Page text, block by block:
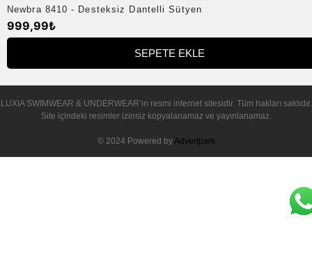
Newbra 8410 - Desteksiz Dantelli Sütyen
999,99₺
SEPETE EKLE
LUXIA SWIMWEAR & UNDERWEAR’in resmi internet sitesidir. Tüm hakları saklıdır.
Site içindeki resimler izinsiz kopyalanamaz ve yayınlanamaz.
© 2024 Powered byAdvertpark